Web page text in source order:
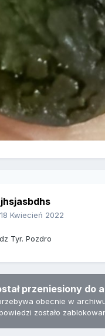
18 Kwiecień 2022
Tyr. Pozdro
przeniesiony do
obecnie w
zostało